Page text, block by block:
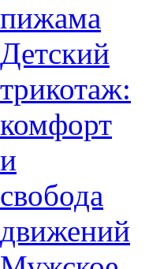
пижама
Детский
трикотаж:
комфорт
и
свобода
движений